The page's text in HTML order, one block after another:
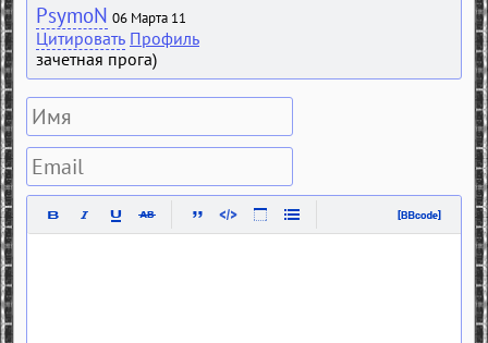
PsymoN 06 Марта 11
Цитировать Профиль
зачетная прога)